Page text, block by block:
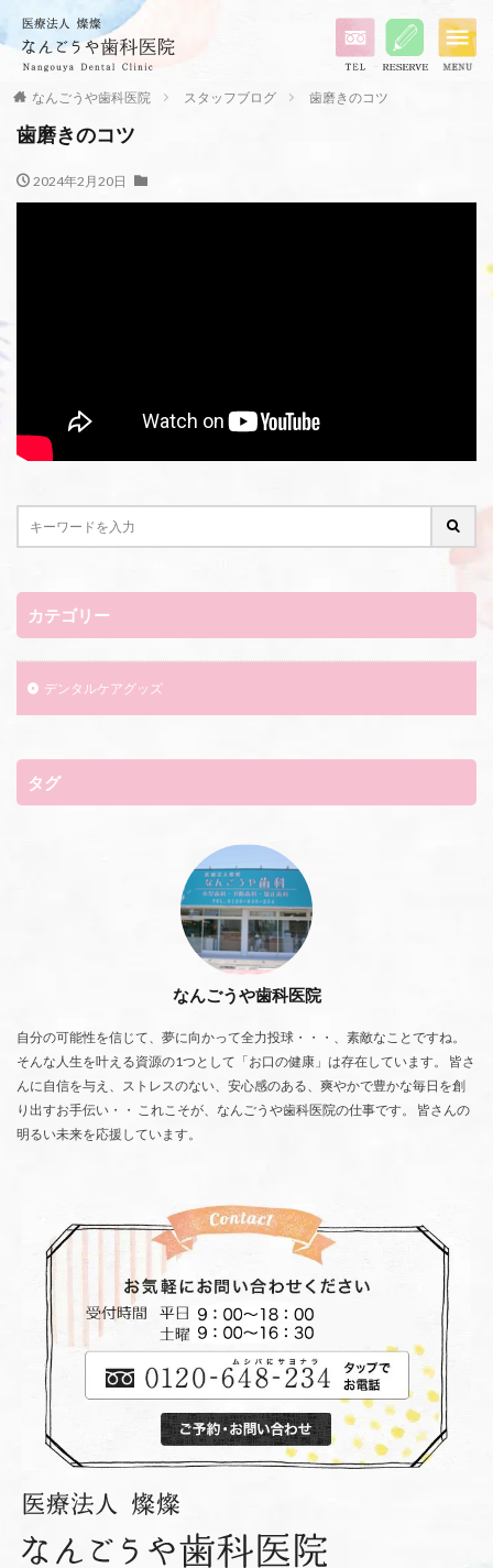
なんごうや歯科医院 スタッフブログ 歯磨きのコツ
歯磨きのコツ
2024年2月20日
カテゴリー
デンタルケアグッズ
タグ
なんごうや歯科医院
自分の可能性を信じて、夢に向かって全力投球・・・、素敵なことですね。
そんな人生を叶える資源の1つとして「お口の健康」は存在しています。 皆さ
んに自信を与え、ストレスのない、安心感のある、爽やかで豊かな毎日を創
り出すお手伝い・・ これこそが、なんごうや歯科医院の仕事です。 皆さんの
明るい未来を応援しています。